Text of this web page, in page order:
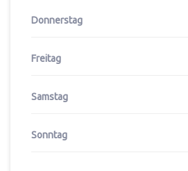
Donnerstag
Freitag
Samstag
Sonntag